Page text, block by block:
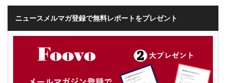
ニュースメルマガ登録で無料レポートをプレゼント